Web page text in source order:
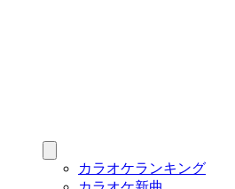
カラオケランキング